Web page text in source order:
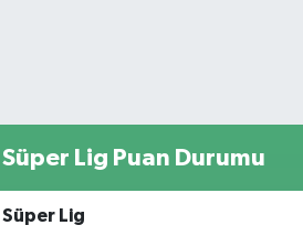
Süper Lig Puan Durumu
Süper Lig